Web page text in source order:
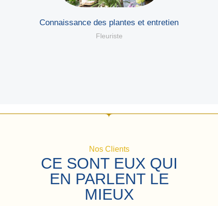
Connaissance des plantes et entretien
Fleuriste
Nos Clients
CE SONT EUX QUI
EN PARLENT LE
MIEUX